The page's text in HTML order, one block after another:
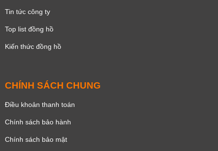
Tin tức công ty
Top list đồng hồ
Kiến thức đồng hồ
CHÍNH SÁCH CHUNG
Điều khoản thanh toán
Chính sách bảo hành
Chính sách bảo mật